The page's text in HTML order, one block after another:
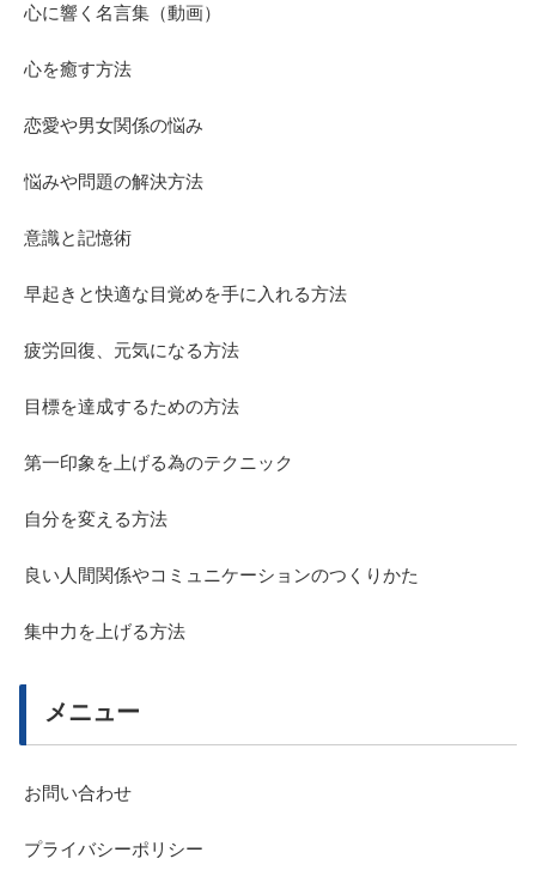
心に響く名言集（動画）
心を癒す方法
恋愛や男女関係の悩み
悩みや問題の解決方法
意識と記憶術
早起きと快適な目覚めを手に入れる方法
疲労回復、元気になる方法
目標を達成するための方法
第一印象を上げる為のテクニック
自分を変える方法
良い人間関係やコミュニケーションのつくりかた
集中力を上げる方法
メニュー
お問い合わせ
プライバシーポリシー